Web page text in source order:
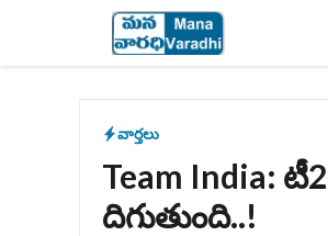
content
వార్తలు
Team India:
దిగుతుంది..!